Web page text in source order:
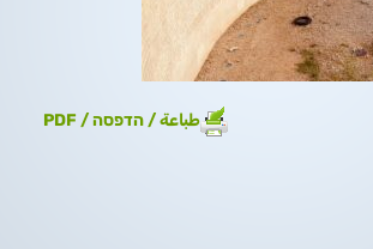
طباعة / הדפסה / PDF